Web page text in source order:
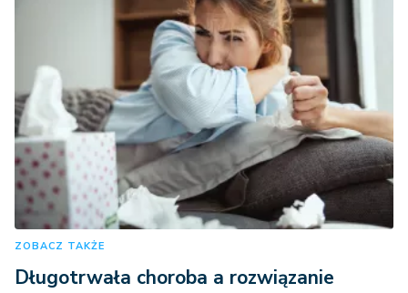
ZOBACZ TAKŻE
Długotrwała choroba a rozwiązanie